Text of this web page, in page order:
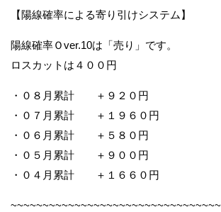
【陽線確率による寄り引けシステム】
陽線確率Ｏver.10は「売り」です。
ロスカットは４００円
・０８月累計 ＋９２０円
・０７月累計 ＋１９６０円
・０６月累計 ＋５８０円
・０５月累計 ＋９００円
・０４月累計 ＋１６６０円
~~~~~~~~~~~~~~~~~~~~~~~~~~~~~~~~~